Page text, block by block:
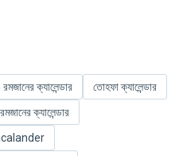
ক্যালেন্ডার
তোহফা ক্যালেন্ডার
ক্যালেন্ডার